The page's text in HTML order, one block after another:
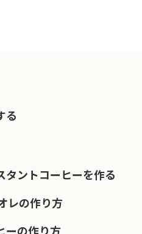
る
タントコーヒーを作る
レの作り方
ーの作り方